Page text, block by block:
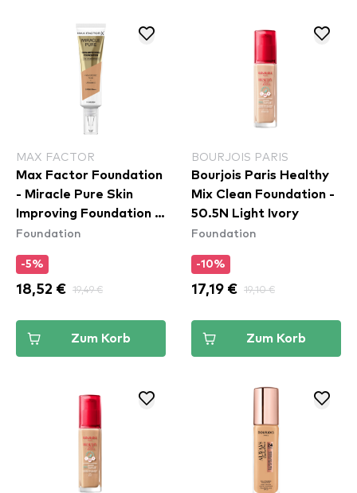
MAX FACTOR
Max Factor Foundation
- Miracle Pure Skin
Improving Foundation -
75 Golden
Foundation
-5%
18,52 € 19,49 €
Zum Korb
BOURJOIS PARIS
Bourjois Paris Healthy
Mix Clean Foundation -
50.5N Light Ivory
Foundation
-10%
17,19 € 19,10 €
Zum Korb